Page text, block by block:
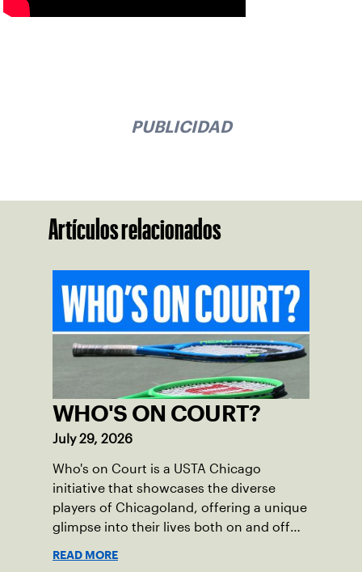
PUBLICIDAD
Artículos relacionados
WHO'S ON COURT?
July 29, 2026
Who's on Court is a USTA Chicago
initiative that showcases the diverse
players of Chicagoland, offering a unique
glimpse into their lives both on and off
READ MORE